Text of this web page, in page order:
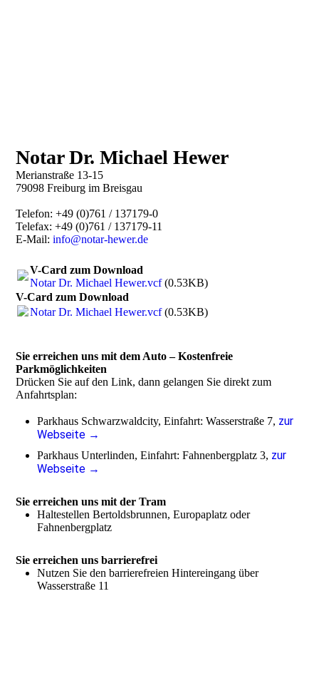
Notar Dr. Michael Hewer
Merianstraße 13-15
79098 Freiburg im Breisgau
Telefon: +49 (0)761 / 137179-0
Telefax:+49 (0)761 / 137179-11
E-Mail:info@notar-hewer.de
V-Card zum Download
Notar Dr. Michael Hewer.vcf(0.53KB)
V-Card zum Download
Notar Dr. Michael Hewer.vcf(0.53KB)
Sie erreichen uns mit dem Auto – Kostenfreie
Parkmöglichkeiten
Drücken Sie auf den Link, dann gelangen Sie direkt zum
Anfahrtsplan:
Parkhaus Schwarzwaldcity, Einfahrt: Wasserstraße 7, zur
Webseite →
Parkhaus Unterlinden, Einfahrt: Fahnenbergplatz 3, zur
Webseite →
Sie erreichen uns mit der Tram
Haltestellen Bertoldsbrunnen, Europaplatz oder
Fahnenbergplatz
Sie erreichen uns barrierefrei
Nutzen Sie den barrierefreien Hintereingang über
Wasserstraße 11